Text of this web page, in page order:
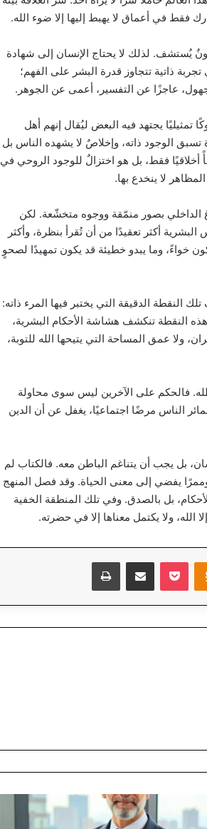
فقط في أعماق لا يهبط إليها إلا ضوء الله.
يُستشف. لذلك لا يحتاج الإنسان إلى شهادة
ذاتية تتجاوز قدرة البشر على الفهم؛
عاجزًا عن التفسير، أعمى عن الجوهر.
يجتهد فيه البعض ليُقال إنهم أهل
تسبق الوجود ذاته، وإخلاصٌ لا يشهده الناس بل
فقط، بل هو اختزالٌ للوجود الروحي في
لا ينخدع بها.
الداخلي بصور منمّقة ووجوه متخشّعة. لكن
أكثر تعقيدًا من أن تُقرأ بنظرة، وأكثر
خواءً، وما يبدو خطيئة قد يكون تمهيدًا لصحوٍ
النقطة الدقيقة التي يختبر فيها المرء ذاته:
النقطة تنكشف هشاشة الأحكام البشرية،
ولا عمق المساحة التي يتيحها الله للتوبة،
فالحكم على الآخرين ليس سوى محاولة
الناس مرضًا اجتماعيًا، يغفل عن أن الدين
بل يجب أن يتناغم الباطن معه. فالكتاب لم
يفضي إلى معنى الحياة. وقد فصل المنهج
بل بالصدق. وفي تلك المنطقة الخفية
الله، ولا يكتمل معناها إلا في حضرته.